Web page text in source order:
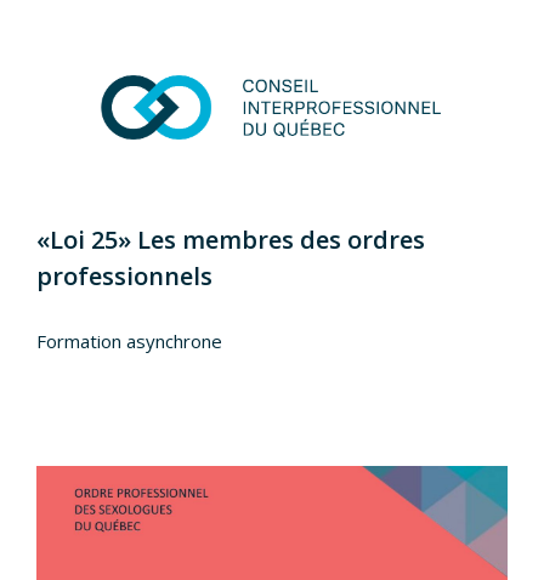
«Loi 25» Les membres des ordres
professionnels
Formation asynchrone